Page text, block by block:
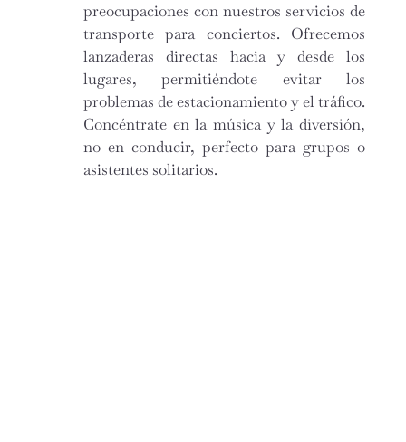
preocupaciones con nuestros servicios de
transporte para conciertos. Ofrecemos
lanzaderas directas hacia y desde los
lugares, permitiéndote evitar los
problemas de estacionamiento y el tráfico.
Concéntrate en la música y la diversión,
no en conducir, perfecto para grupos o
asistentes solitarios.